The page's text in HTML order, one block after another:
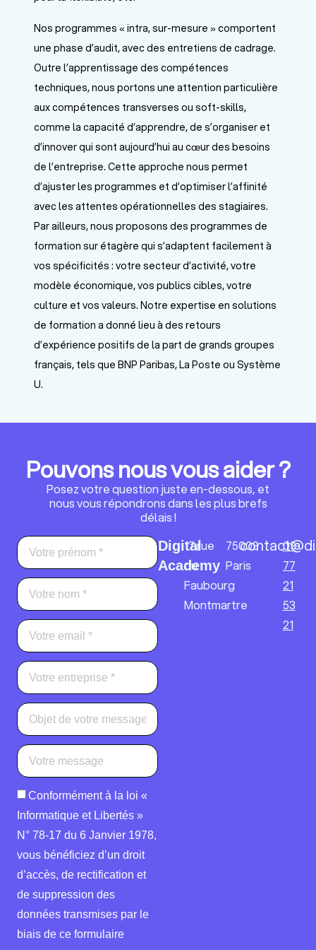
Nos programmes « intra, sur-mesure » comportent
une phase d’audit, avec des entretiens de cadrage.
Outre l’apprentissage des compétences
techniques, nous portons une attention particulière
aux compétences transverses ou soft-skills,
comme la capacité d’apprendre, de s’organiser et
d’innover qui sont aujourd’hui au cœur des besoins
de l’entreprise. Cette approche nous permet
d’ajuster les programmes et d’optimiser l’affinité
avec les attentes opérationnelles des stagiaires.
Par ailleurs, nous proposons des programmes de
formation sur étagère qui s’adaptent facilement à
vos spécificités : votre secteur d’activité, votre
modèle économique, vos publics cibles, votre
culture et vos valeurs. Notre expertise en solutions
de formation a donné lieu à des retours
d’expérience positifs de la part de grands groupes
français, tels que BNP Paribas, La Poste ou Système
U.
Pouvons nous vous aider ?
Posez votre question juste en-dessous, et
nous vous répondrons dans les plus brefs
délais !
Digital
Academy
17 rue
du
Faubourg
Montmartre
75009
Paris
09
77
21
53
21
Conformément à la loi «
Informatique et Libertés »
N° 78-17 du 6 Janvier 1978,
vous bénéficiez d’un droit
d’accès, de rectification et
de suppression des
données transmises par le
biais de ce formulaire